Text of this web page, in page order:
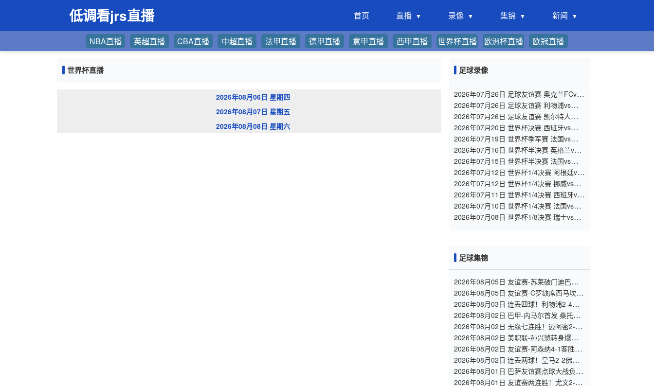
低调看jrs直播 首页 直播 录像 集锦 新闻
NBA直播 英超直播 CBA直播 中超直播 法甲直播 德甲直播 意甲直播 西甲直播 世界杯直播 欧洲杯直播 欧冠直播
世界杯直播
2026年08月06日 星期四
2026年08月07日 星期五
2026年08月08日 星期六
足球录像
2026年07月26日 足球友谊赛 奥克兰FCvs
热刺 全场录像
2026年07月26日 足球友谊赛 利物浦vs桑德
兰 全场录像
2026年07月26日 足球友谊赛 凯尔特人
vsAC米兰 全场录像
2026年07月20日 世界杯决赛 西班牙vs阿根
廷 全场录像
2026年07月19日 世界杯季军赛 法国vs英格
兰 全场录像
2026年07月16日 世界杯半决赛 英格兰vs阿
根廷 全场录像
2026年07月15日 世界杯半决赛 法国vs西班
牙 全场录像
2026年07月12日 世界杯1/4决赛 阿根廷vs
瑞士 全场录像
2026年07月12日 世界杯1/4决赛 挪威vs英
格兰 全场录像
2026年07月11日 世界杯1/4决赛 西班牙vs
比利时 全场录像
2026年07月10日 世界杯1/4决赛 法国vs摩
洛哥 全场录像
2026年07月08日 世界杯1/8决赛 瑞士vs哥
足球集锦
2026年08月05日 友谊赛-苏莱破门迪巴拉助
攻 罗马4-1纽波特郡
2026年08月05日 友谊赛-C罗缺席西马坎送
点 胜利0-2不敌阿尔梅里亚
2026年08月03日 连丢四球！利物浦2-4遭
利兹联逆转 维尔茨钱伯斯破门凯尔凯兹失
2026年08月02日 巴甲-内马尔首发 桑托斯
0-0瑞模贝雷
2026年08月02日 无缘七连胜！迈阿密2-2
哥伦布 苏牙传射卡塞米罗乌龙梅西替补登
2026年08月02日 美职联-孙兴慜转身爆射&
穆勒点射破门 温哥华白浪1-1洛杉矶
2026年08月02日 友谊赛-阿森纳4-1客胜赫
罗纳 道曼传射措利斯破门热苏斯替补建功
2026年08月02日 连丢两球！皇马2-2佛罗
伦萨 恩德里克破门 18岁小将西里亚建功
2026年08月01日 巴萨友谊赛点球大战负伯
明翰 哈姆扎双响阿德耶米首秀巴德吉失点
2026年08月01日 友谊赛两连胜！尤文2-0